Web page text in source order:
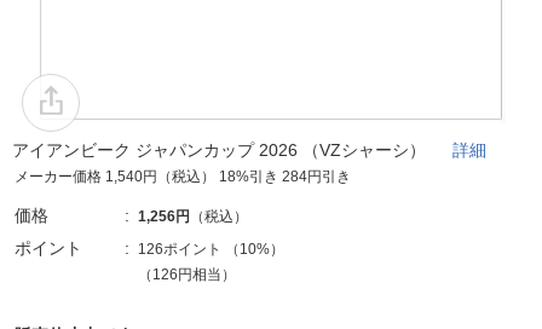
アイアンビーク ジャパンカップ 2026 （VZシャーシ） 詳細
メーカー価格 1,540円（税込） 18%引き 284円引き
価格 1,256円 （税込）
ポイント 126ポイント （ 10%）
（126円相当）